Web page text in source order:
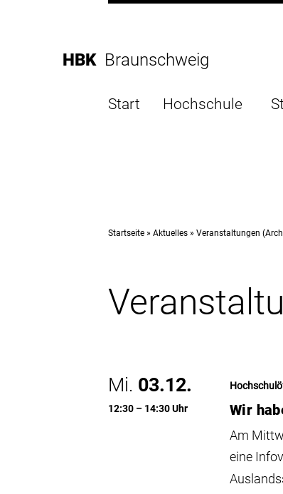
Hauptnavigation
HBK Braunschweig
Start Hochschule
Startseite Aktuelles Veranstaltungen
Mi. 03.12.
12:30 – 14:30 Uhr Wir
Am
eine